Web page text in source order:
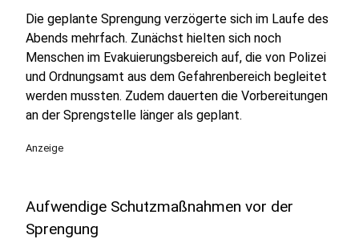
Die geplante Sprengung verzögerte sich im Laufe des
Abends mehrfach. Zunächst hielten sich noch
Menschen im Evakuierungsbereich auf, die von Polizei
und Ordnungsamt aus dem Gefahrenbereich begleitet
werden mussten. Zudem dauerten die Vorbereitungen
an der Sprengstelle länger als geplant.
Anzeige
Aufwendige Schutzmaßnahmen vor der
Sprengung